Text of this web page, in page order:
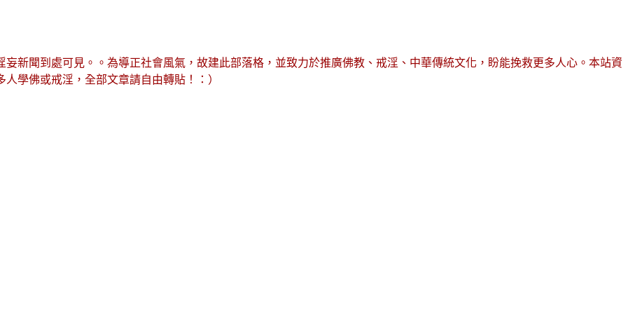
新聞到處可見。。為導正社會風氣，故建此部落格，並致力於推廣佛教、戒淫、中華傳統文化，盼能挽救更多人心。本站資
學佛或戒淫，全部文章請自由轉貼！：）